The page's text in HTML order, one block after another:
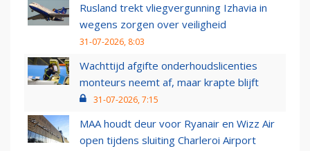
Rusland trekt vliegvergunning Izhavia in
wegens zorgen over veiligheid
31-07-2026, 8:03
Wachttijd afgifte onderhoudslicenties
monteurs neemt af, maar krapte blijft
31-07-2026, 7:15
MAA houdt deur voor Ryanair en Wizz Air
open tijdens sluiting Charleroi Airport